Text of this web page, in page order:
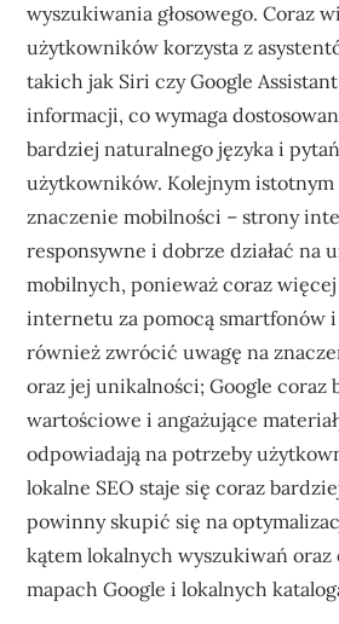
wyszukiwania głosowego. Coraz
użytkowników korzysta z
takich jak Siri czy Google
informacji, co wymaga
bardziej naturalnego języka i
użytkowników. Kolejnym
znaczenie mobilności – strony
responsywne i dobrze działać na
mobilnych, ponieważ coraz więcej
internetu za pomocą smartfonów
również zwrócić uwagę na
oraz jej unikalności; Google coraz
wartościowe i angażujące
odpowiadają na potrzeby
lokalne SEO staje się coraz
powinny skupić się na
kątem lokalnych wyszukiwań oraz
mapach Google i lokalnych